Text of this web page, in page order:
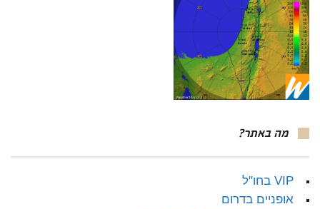
מה באתר?
VIP בחו"ל
אופניים בדרום